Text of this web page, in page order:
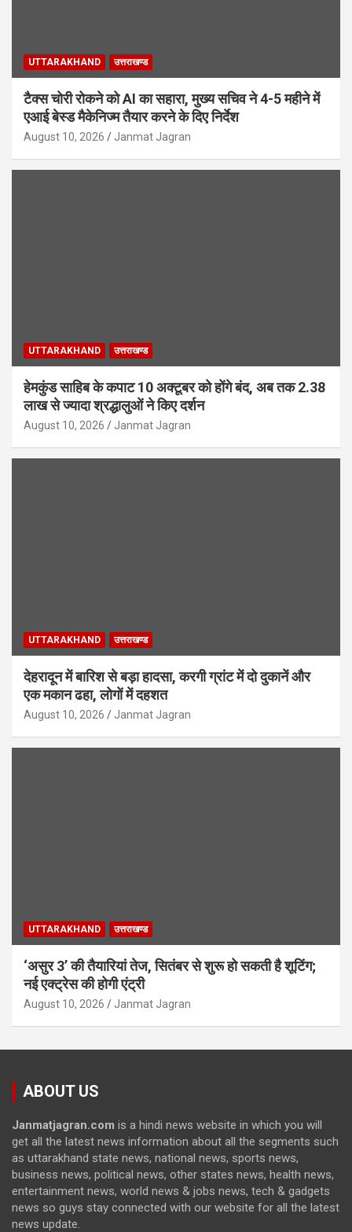
UTTARAKHAND उत्तराखण्ड
टैक्स चोरी रोकने को AI का सहारा, मुख्य सचिव ने 4-5 महीने में
एआई बेस्ड मैकेनिज्म तैयार करने के दिए निर्देश
August 10, 2026 Janmat Jagran
UTTARAKHAND उत्तराखण्ड
हेमकुंड साहिब के कपाट 10 अक्टूबर को होंगे बंद, अब तक 2.38
लाख से ज्यादा श्रद्धालुओं ने किए दर्शन
August 10, 2026 Janmat Jagran
UTTARAKHAND उत्तराखण्ड
देहरादून में बारिश से बड़ा हादसा, करगी ग्रांट में दो दुकानें और
एक मकान ढहा, लोगों में दहशत
August 10, 2026 Janmat Jagran
UTTARAKHAND उत्तराखण्ड
‘असुर 3’ की तैयारियां तेज, सितंबर से शुरू हो सकती है शूटिंग;
नई एक्ट्रेस की होगी एंट्री
August 10, 2026 Janmat Jagran
ABOUT US
Janmatjagran.com is a hindi news website in which you will
get all the latest news information about all the segments such
as uttarakhand state news, national news, sports news,
business news, political news, other states news, health news,
entertainment news, world news & jobs news, tech & gadgets
news so guys stay connected with our website for all the latest
news update.